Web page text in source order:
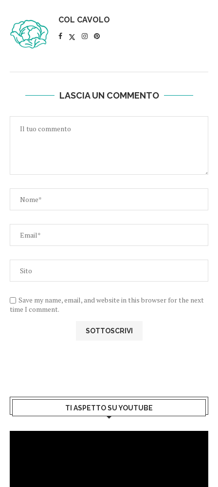
COL CAVOLO
LASCIA UN COMMENTO
Save my name, email, and website in this browser for the next
time I comment.
TI ASPETTO SU YOUTUBE